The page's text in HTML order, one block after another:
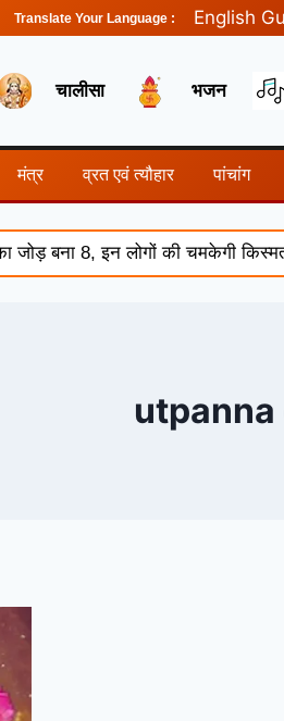
Translate Your Language : English
चालीसा भजन
मंत्र व्रत एवं त्यौहार पांचांग
बना 8, इन लोगों की चमकेगी किस्मत